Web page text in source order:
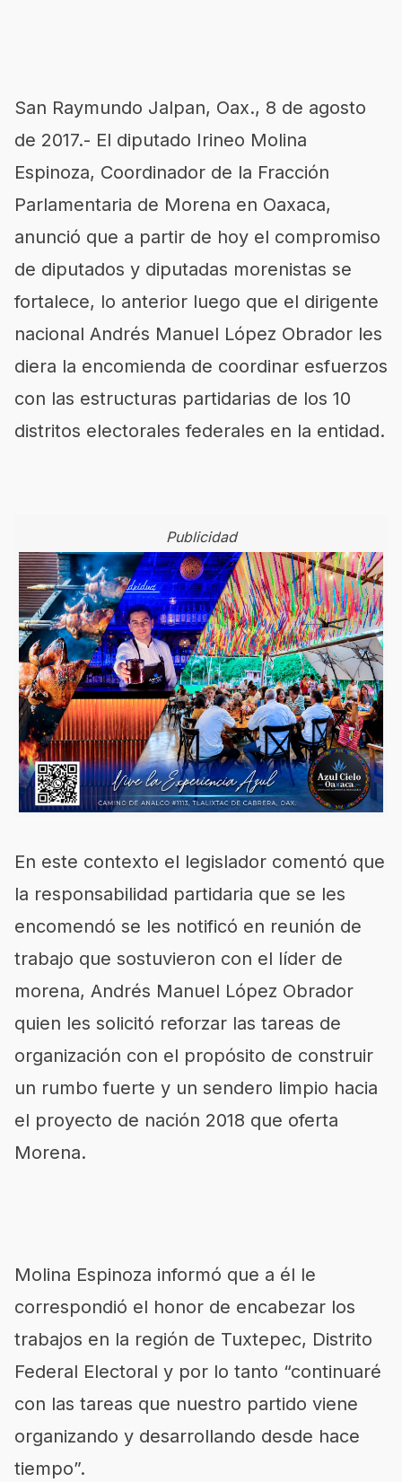
San Raymundo Jalpan, Oax., 8 de agosto
de 2017.- El diputado Irineo Molina
Espinoza, Coordinador de la Fracción
Parlamentaria de Morena en Oaxaca,
anunció que a partir de hoy el compromiso
de diputados y diputadas morenistas se
fortalece, lo anterior luego que el dirigente
nacional Andrés Manuel López Obrador les
diera la encomienda de coordinar esfuerzos
con las estructuras partidarias de los 10
distritos electorales federales en la entidad.
Publicidad
En este contexto el legislador comentó que
la responsabilidad partidaria que se les
encomendó se les notificó en reunión de
trabajo que sostuvieron con el líder de
morena, Andrés Manuel López Obrador
quien les solicitó reforzar las tareas de
organización con el propósito de construir
un rumbo fuerte y un sendero limpio hacia
el proyecto de nación 2018 que oferta
Morena.
Molina Espinoza informó que a él le
correspondió el honor de encabezar los
trabajos en la región de Tuxtepec, Distrito
Federal Electoral y por lo tanto “continuaré
con las tareas que nuestro partido viene
organizando y desarrollando desde hace
tiempo”.